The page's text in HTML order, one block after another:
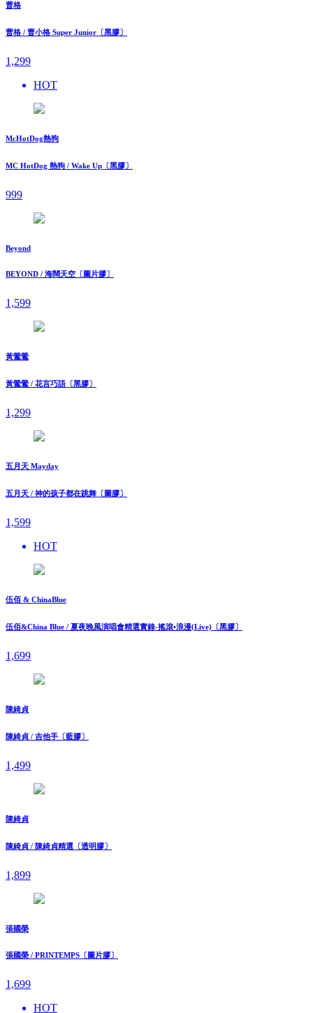
曹格
曹格 / 曹小格 Super Junior〔黑膠〕
1,299
HOT
McHotDog熱狗
MC HotDog 熱狗 / Wake Up〔黑膠〕
999
Beyond
BEYOND / 海闊天空〔圖片膠〕
1,599
黃鶯鶯
黃鶯鶯 / 花言巧語〔黑膠〕
1,299
五月天 Mayday
五月天 / 神的孩子都在跳舞〔圖膠〕
1,599
HOT
伍佰 & ChinaBlue
伍佰&China Blue / 夏夜晚風演唱會精選實錄-搖滾•浪漫(Live)〔黑膠〕
1,699
陳綺貞
陳綺貞 / 吉他手〔藍膠〕
1,499
陳綺貞
陳綺貞 / 陳綺貞精選〔透明膠〕
1,899
張國榮
張國榮 / PRINTEMPS〔圖片膠〕
1,699
HOT